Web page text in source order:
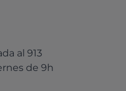
al 913
de 9h